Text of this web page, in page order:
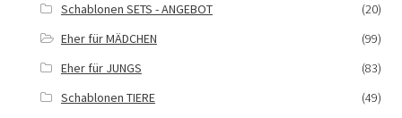
Schablonen SETS - ANGEBOT
(20)
Eher für MÄDCHEN
(99)
Eher für JUNGS
(83)
Schablonen TIERE
(49)